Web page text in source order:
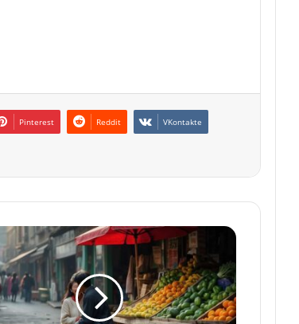
Pinterest Reddit VKontakte